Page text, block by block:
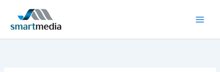
content